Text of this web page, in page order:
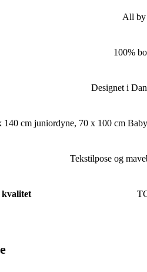
All by
100%
Designet i
140 cm juniordyne, 70 x 100 cm
Tekstilpose og
kvalitet